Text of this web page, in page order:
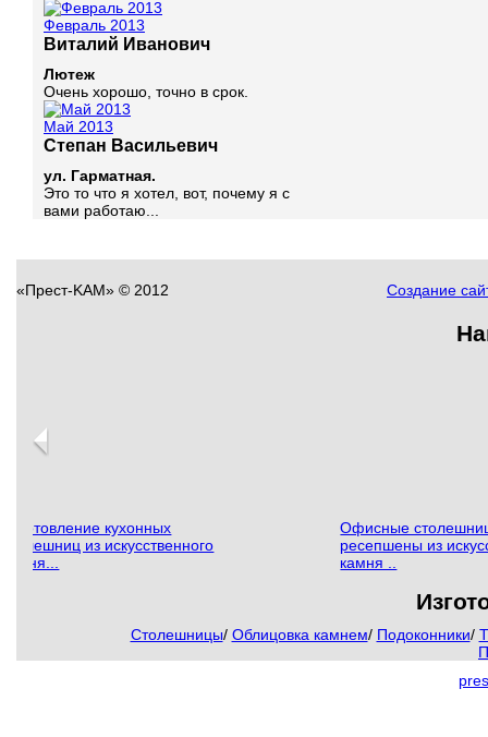
Февраль 2013
Виталий Иванович
Лютеж
Очень хорошо, точно в срок.
Май 2013
Степан Васильевич
ул. Гарматная.
Это то что я хотел, вот, почему я с
вами работаю...
«Прест-KAM» © 2012 Создание
Изготовление кухонных
столешниц из искусственного
камня...
Офисные
ресепшены из
камня ..
Столешницы/ Облицовка камнем/ Подоконники/